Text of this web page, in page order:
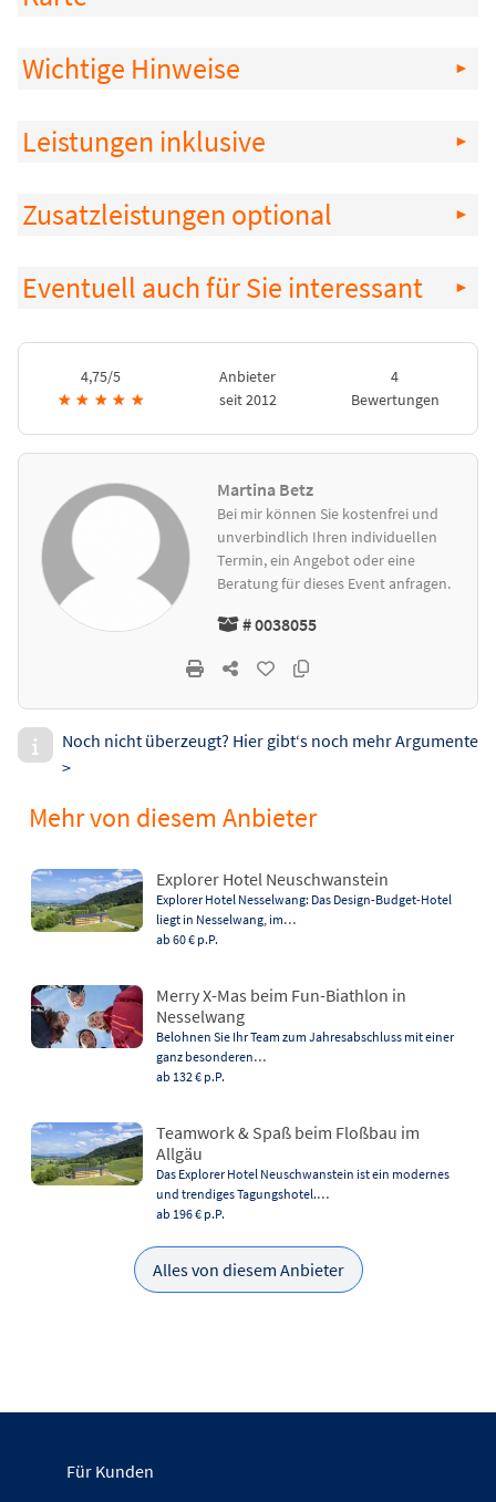
Wichtige Hinweise
Leistungen inklusive
Zusatzleistungen optional
Eventuell auch für Sie interessant
4,75/5
★ ★ ★ ★ ★
Anbieter
seit 2012
4
Bewertungen
Martina Betz
Bei mir können Sie kostenfrei und
unverbindlich Ihren individuellen
Termin, ein Angebot oder eine
Beratung für dieses Event anfragen.
# 0038055
Noch nicht überzeugt? Hier gibt‘s noch mehr Argumente
>
Mehr von diesem Anbieter
Explorer Hotel Neuschwanstein
Explorer Hotel Nesselwang: Das Design-Budget-Hotel
liegt in Nesselwang, im…
ab 60 € p.P.
Merry X-Mas beim Fun-Biathlon in
Nesselwang
Belohnen Sie Ihr Team zum Jahresabschluss mit einer
ganz besonderen…
ab 132 € p.P.
Teamwork & Spaß beim Floßbau im
Allgäu
Das Explorer Hotel Neuschwanstein ist ein modernes
und trendiges Tagungshotel.…
ab 196 € p.P.
Alles von diesem Anbieter
Für Kunden